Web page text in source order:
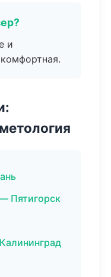
и
Пятигорск